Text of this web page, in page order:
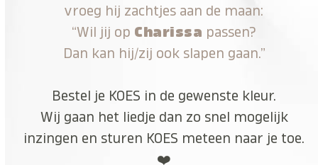
vroeg hij zachtjes aan de maan:
“Wil jij op Charissa passen?
Dan kan hij/zij ook slapen gaan.”
Bestel je KOES in de gewenste kleur.
Wij gaan het liedje dan zo snel mogelijk
inzingen en sturen KOES meteen naar je toe.
❤️